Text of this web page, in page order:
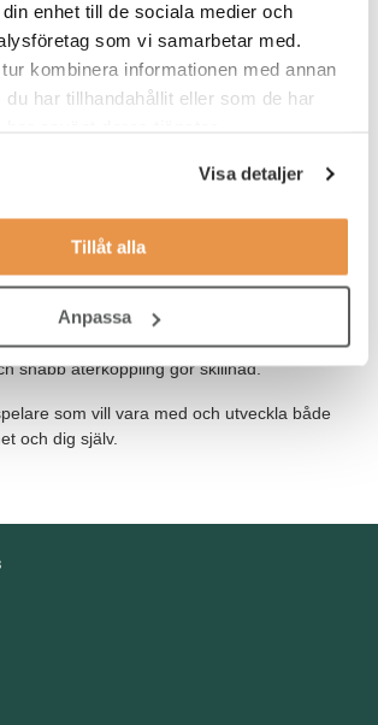
enhet till de sociala medier och
som vi samarbetar med.
kombinera informationen med annan
du har tillhandahållit eller som de har
Visa detaljer
Tillåt alla
Anpassa
och har ett öga för affären.
och har en lösningsorienterad
i svenska, både i tal och skrift
och tänker proaktivt – du vet att dialog,
snabb återkoppling gör skillnad.
som vill vara med och utveckla både
och dig själv.